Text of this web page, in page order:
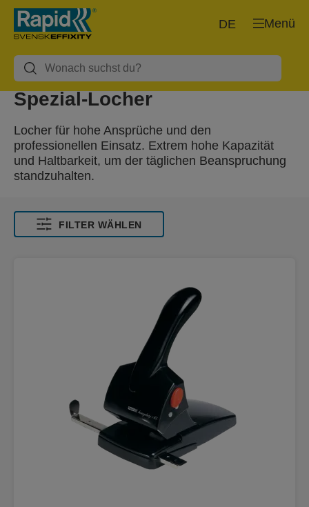
Menü
DE
Spezial-Locher
Locher für hohe Ansprüche und den
professionellen Einsatz. Extrem hohe Kapazität
und Haltbarkeit, um der täglichen Beanspruchung
standzuhalten.
FILTER WÄHLEN